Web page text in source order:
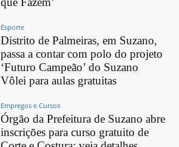
Esporte
Distrito de Palmeiras, em Suzano,
passa a contar com polo do projeto
‘Futuro Campeão’ do Suzano
Vôlei para aulas gratuitas
Empregos e Cursos
Órgão da Prefeitura de Suzano abre
inscrições para curso gratuito de